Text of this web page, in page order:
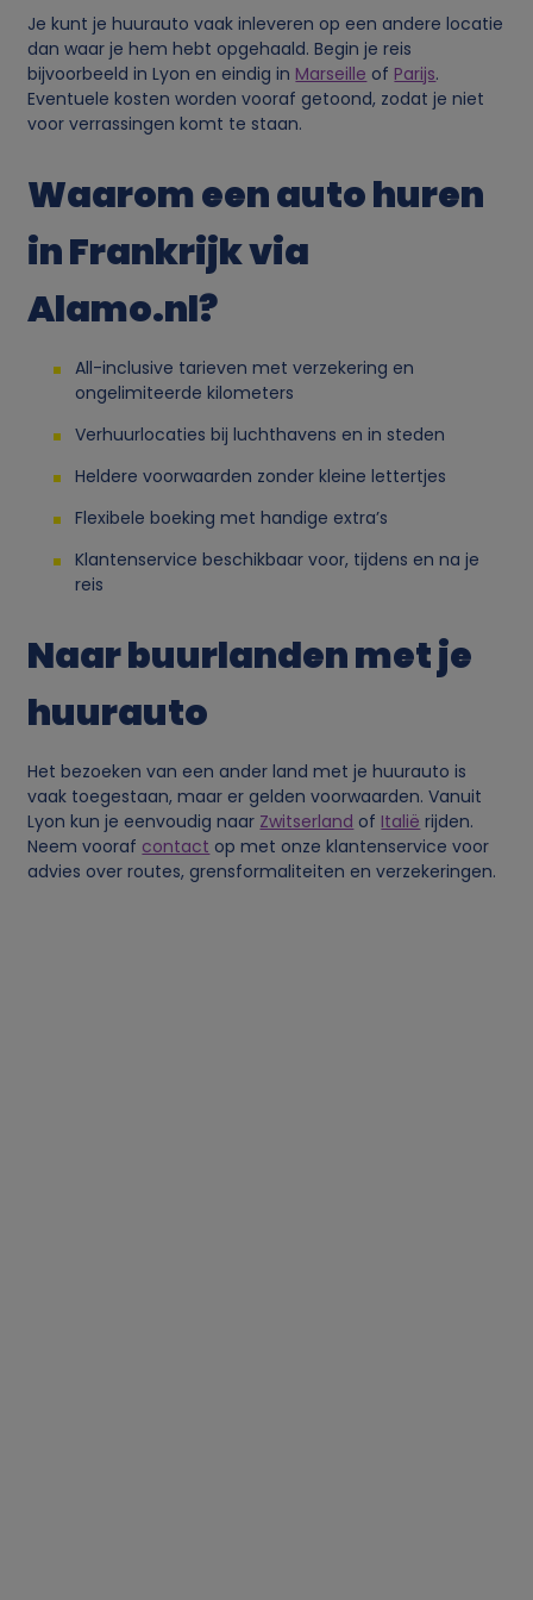
Je kunt je huurauto vaak inleveren op een andere locatie
dan waar je hem hebt opgehaald. Begin je reis
bijvoorbeeld in Lyon en eindig in Marseille of Parijs.
Eventuele kosten worden vooraf getoond, zodat je niet
voor verrassingen komt te staan.
Waarom een auto huren
in Frankrijk via
Alamo.nl?
All-inclusive tarieven met verzekering en
ongelimiteerde kilometers
Verhuurlocaties bij luchthavens en in steden
Heldere voorwaarden zonder kleine lettertjes
Flexibele boeking met handige extra’s
Klantenservice beschikbaar voor, tijdens en na je
reis
Naar buurlanden met je
huurauto
Het bezoeken van een ander land met je huurauto is
vaak toegestaan, maar er gelden voorwaarden. Vanuit
Lyon kun je eenvoudig naar Zwitserland of Italië rijden.
Neem vooraf contact op met onze klantenservice voor
advies over routes, grensformaliteiten en verzekeringen.
v
a
p
e
r
k
e